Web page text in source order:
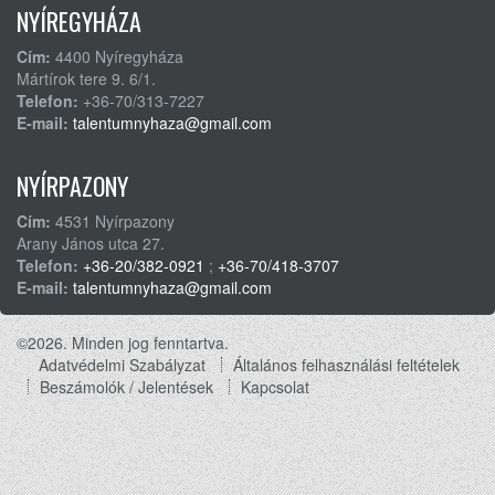
NYÍREGYHÁZA
Cím: 4400 Nyíregyháza
Mártírok tere 9. 6/1.
Telefon: +36-70/313-7227
E-mail: talentumnyhaza@gmail.com
NYÍRPAZONY
Cím: 4531 Nyírpazony
Arany János utca 27.
Telefon: +36-20/382-0921 ; +36-70/418-3707
E-mail: talentumnyhaza@gmail.com
©2026. Minden jog fenntartva.
Footer
menu
Adatvédelmi Szabályzat
Általános felhasználási feltételek
Beszámolók / Jelentések
Kapcsolat